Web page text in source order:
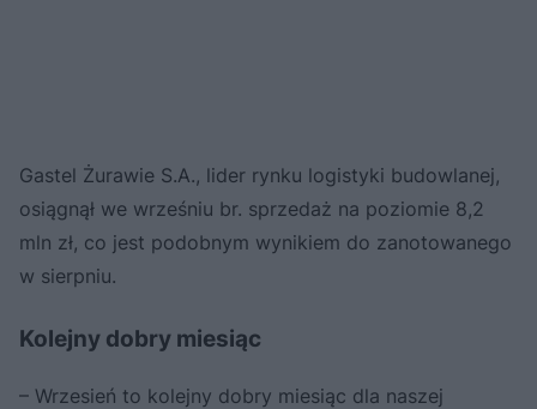
Gastel Żurawie S.A., lider rynku logistyki budowlanej,
osiągnął we wrześniu br. sprzedaż na poziomie 8,2
mln zł, co jest podobnym wynikiem do zanotowanego
w sierpniu.
Kolejny dobry miesiąc
– Wrzesień to kolejny dobry miesiąc dla naszej